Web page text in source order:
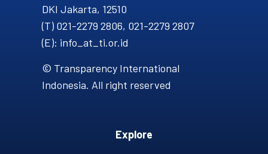
DKI Jakarta, 12510
(T) 021-2279 2806, 021-2279 2807
(E): info_at_ti.or.id
© Transparency International
Indonesia. All right reserved
Explore